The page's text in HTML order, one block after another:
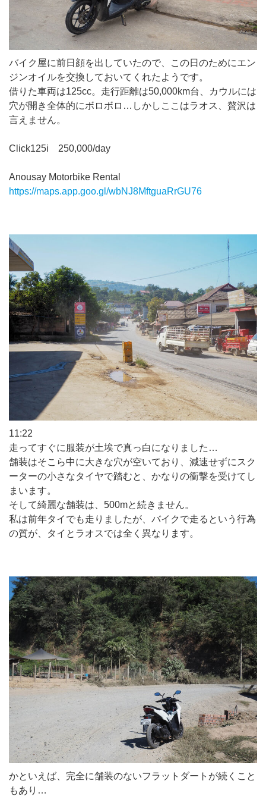
バイク屋に前日顔を出していたので、この日のためにエン
ジンオイルを交換しておいてくれたようです。
借りた車両は125cc。走行距離は50,000km台、カウルには
穴が開き全体的にボロボロ…しかしここはラオス、贅沢は
言えません。
Click125i 250,000/day
Anousay Motorbike Rental
https://maps.app.goo.gl/wbNJ8MftguaRrGU76
11:22
走ってすぐに服装が土埃で真っ白になりました…
舗装はそこら中に大きな穴が空いており、減速せずにスク
ーターの小さなタイヤで踏むと、かなりの衝撃を受けてし
まいます。
そして綺麗な舗装は、500mと続きません。
私は前年タイでも走りましたが、バイクで走るという行為
の質が、タイとラオスでは全く異なります。
かといえば、完全に舗装のないフラットダートが続くこと
もあり…